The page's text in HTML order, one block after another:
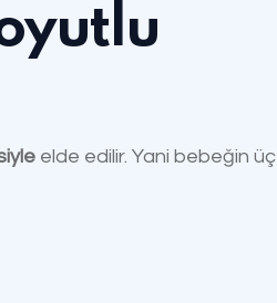
elde edilir. Yani bebeğin üç